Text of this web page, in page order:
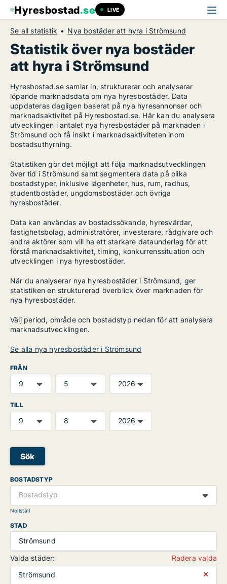
Hyresbostad.se LIVE
Se all statistik Nya bostäder att hyra i Strömsund
Statistik över nya bostäder
att hyra i Strömsund
Hyresbostad.se samlar in, strukturerar och analyserar
löpande marknadsdata om nya hyresbostäder. Data
uppdateras dagligen baserat på nya hyresannonser och
marknadsaktivitet på Hyresbostad.se. Här kan du analysera
utvecklingen i antalet nya hyresbostäder på marknaden i
Strömsund och få insikt i marknadsaktiviteten inom
bostadsuthyrning.
Statistiken gör det möjligt att följa marknadsutvecklingen
över tid i Strömsund samt segmentera data på olika
bostadstyper, inklusive lägenheter, hus, rum, radhus,
studentbostäder, ungdomsbostäder och övriga
hyresbostäder.
Data kan användas av bostadssökande, hyresvärdar,
fastighetsbolag, administratörer, investerare, rådgivare och
andra aktörer som vill ha ett starkare dataunderlag för att
förstå marknadsaktivitet, timing, konkurrenssituation och
utvecklingen i nya hyresbostäder.
När du analyserar nya hyresbostäder i Strömsund, ger
statistiken en strukturerad överblick över marknaden för
nya hyresbostäder.
Välj period, område och bostadstyp nedan för att analysera
marknadsutvecklingen.
Se alla nya hyresbostäder i Strömsund
FRÅN
TILL
Sök
BOSTADSTYP
Bostadstyp
Nollställ
STAD
Strömsund
Valda städer:
Radera valda
Strömsund
⨯